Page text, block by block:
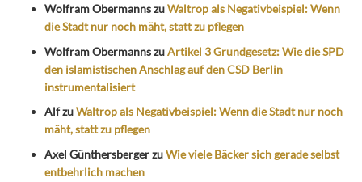
Wolfram ObermannszuWaltrop als Negativbeispiel: Wenn
die Stadt nur noch mäht, statt zu pflegen
Wolfram ObermannszuArtikel 3 Grundgesetz: Wie die SPD
den islamistischen Anschlag auf den CSD Berlin
instrumentalisiert
AlfzuWaltrop als Negativbeispiel: Wenn die Stadt nur noch
mäht, statt zu pflegen
Axel GünthersbergerzuWie viele Bäcker sich gerade selbst
entbehrlich machen